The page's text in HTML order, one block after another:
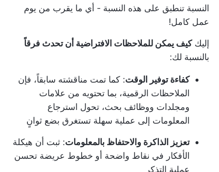
النسبة تنطبق على هذه النسبة - أي ما يقرب من يوم
عمل كامل!
إليككيف يمكن للملاحظات الافتراضية أن تحدث فرقاً
بالنسبة لك:
كفاءة توفير الوقت: كما تمت مناقشته سابقاً، فإن
الملاحظات الرقمية، بما تحتويه من علامات
ومجلدات ووظائف بحث، تحول استرجاع
المعلومات إلى عملية سهلة تستغرق بضع ثوانٍ
تعزيز الذاكرة والاحتفاظ بالمعلومات: ثبت أن هيكلة
الأفكار في نقاط واضحة أو خطوط عريضة تحسن
عملية التذكر